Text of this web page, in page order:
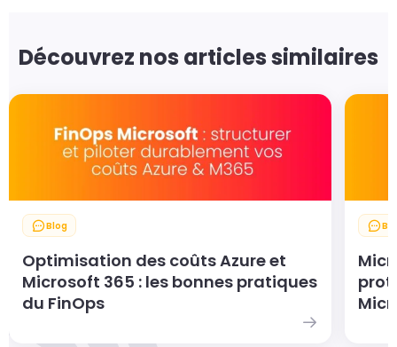
Découvrez nos articles similaires
Blog
Optimisation des coûts Azure et
Microsoft 365 : les bonnes pratiques
du FinOps